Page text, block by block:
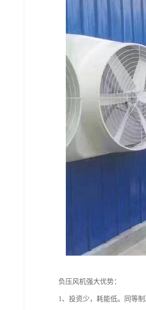
负压风机强大优势：
1、投资少，耗能低。同等